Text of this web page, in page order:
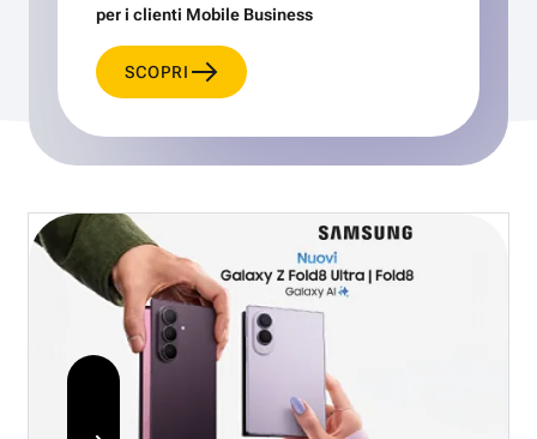
per i clienti Mobile Business
SCOPRI